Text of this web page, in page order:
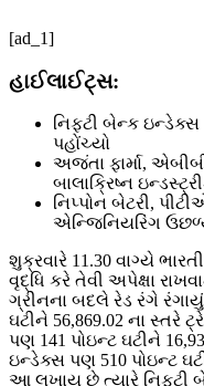
[ad_1]
હાઈલાઈટ્સ:
નિફ્ટી બેન્ક ઇન્ડેક્સ
પહોંચ્યો
અજંતા ફાર્મા,
બાલાક્રિષ્ન
નિપ્પોન બેટરી,
એન્જિનિયરિંગ
શુક્રવારે 11.30 વાગ્યે
વૃદ્ધિ કરે તેવી અપેક્ષા
ગ્રીનના બદલે રેડ રંગે
ઘટીને 56,869.02 ના સ્તરે
પણ 141 પોઇન્ટ ઘટીને
ઇન્ડેક્સ પણ 510 પોઇન્ટ
આ લખાય છે ત્યારે નિફ્ટી